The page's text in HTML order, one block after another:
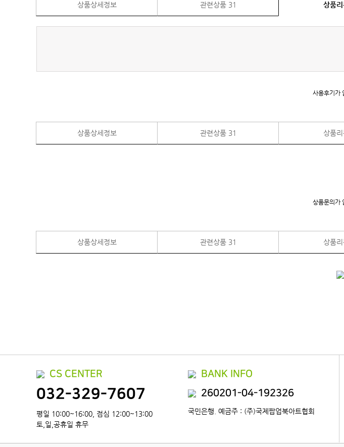
상품상세정보 관련상품 31 상품
사용후기가
상품상세정보 관련상품 31 상품
상품문의가
상품상세정보 관련상품 31 상품
CS CENTER
032-329-7607
평일 10:00~16:00, 점심 12:00~13:00
토,일,공휴일 휴무
BANK INFO
260201-04-192326
국민은행. 예금주 : (주)국제팝업북아트협회